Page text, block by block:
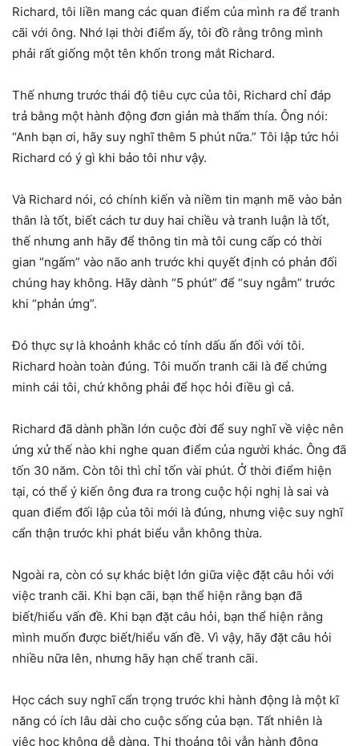
Richard, tôi liền mang các quan điểm của mình ra để tranh
cãi với ông. Nhớ lại thời điểm ấy, tôi đồ rằng trông mình
phải rất giống một tên khốn trong mắt Richard.
Thế nhưng trước thái độ tiêu cực của tôi, Richard chỉ đáp
trả bằng một hành động đơn giản mà thấm thía. Ông nói:
“Anh bạn ơi, hãy suy nghĩ thêm 5 phút nữa.” Tôi lập tức hỏi
Richard có ý gì khi bảo tôi như vậy.
Và Richard nói, có chính kiến và niềm tin mạnh mẽ vào bản
thân là tốt, biết cách tư duy hai chiều và tranh luận là tốt,
thế nhưng anh hãy để thông tin mà tôi cung cấp có thời
gian “ngấm” vào não anh trước khi quyết định có phản đối
chúng hay không. Hãy dành “5 phút” để “suy ngẫm” trước
khi “phản ứng”.
Đó thực sự là khoảnh khắc có tính dấu ấn đối với tôi.
Richard hoàn toàn đúng. Tôi muốn tranh cãi là để chứng
minh cái tôi, chứ không phải để học hỏi điều gì cả.
Richard đã dành phần lớn cuộc đời để suy nghĩ về việc nên
ứng xử thế nào khi nghe quan điểm của người khác. Ông đã
tốn 30 năm. Còn tôi thì chỉ tốn vài phút. Ở thời điểm hiện
tại, có thể ý kiến ông đưa ra trong cuộc hội nghị là sai và
quan điểm đối lập của tôi mới là đúng, nhưng việc suy nghĩ
cẩn thận trước khi phát biểu vẫn không thừa.
Ngoài ra, còn có sự khác biệt lớn giữa việc đặt câu hỏi với
việc tranh cãi. Khi bạn cãi, bạn thể hiện rằng bạn đã
biết/hiểu vấn đề. Khi bạn đặt câu hỏi, bạn thể hiện rằng
mình muốn được biết/hiểu vấn đề. Vì vậy, hãy đặt câu hỏi
nhiều nữa lên, nhưng hãy hạn chế tranh cãi.
Học cách suy nghĩ cẩn trọng trước khi hành động là một kĩ
năng có ích lâu dài cho cuộc sống của bạn. Tất nhiên là
việc học không dễ dàng. Thi thoảng tôi vẫn hành động